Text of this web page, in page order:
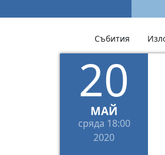
Събития
20
МАЙ
сряда 18:00
2020